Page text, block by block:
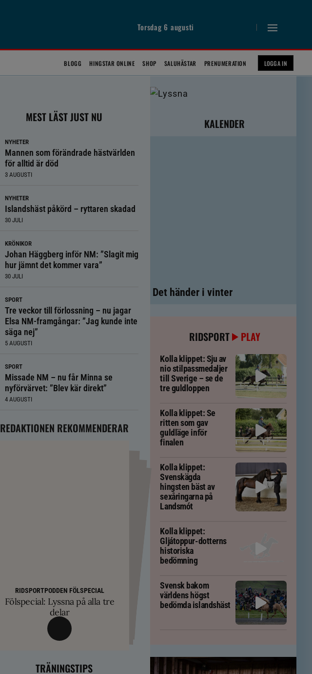
Torsdag 6 augusti
BLOGG HINGSTAR ONLINE SHOP SALUHÄSTAR PRENUMERATION LOGGA IN
MEST LÄST JUST NU
NYHETER
Mannen som förändrade hästvärlden
för alltid är död
3 AUGUSTI
NYHETER
Islandshäst påkörd – ryttaren skadad
30 JULI
KRÖNIKOR
Johan Häggberg inför NM: ”Slagit mig
hur jämnt det kommer vara”
30 JULI
SPORT
Tre veckor till förlossning – nu jagar
Elsa NM-framgångar: ”Jag kunde inte
säga nej”
5 AUGUSTI
SPORT
Missade NM – nu får Minna se
nyförvärvet: ”Blev kär direkt”
4 AUGUSTI
REDAKTIONEN REKOMMENDERAR
RIDSPORTPODDEN FÖLSPECIAL
Fölspecial: Lyssna på alla tre
delar
TRÄNINGSTIPS
Balans och lösgjordhet krävs för att
övervinna travtakt i tölten
Färre hältor vid lösdrift – men kan
ge nya problem
SM-finalist till Tyskland och
exklusiva betäckningar
TRÄNINGSTIPS
KALENDER
Det händer i vinter
RIDSPORT PLAY
Kolla klippet: Sju av
nio stilpassmedaljer
till Sverige – se de
tre guldloppen
Kolla klippet: Se
ritten som gav
guldläge inför
finalen
Kolla klippet:
Svenskägda
hingsten bäst av
sexåringarna på
Landsmót
Kolla klippet:
Gljátoppur-dotterns
historiska
bedömning
Svensk bakom
världens högst
bedömda islandshäst